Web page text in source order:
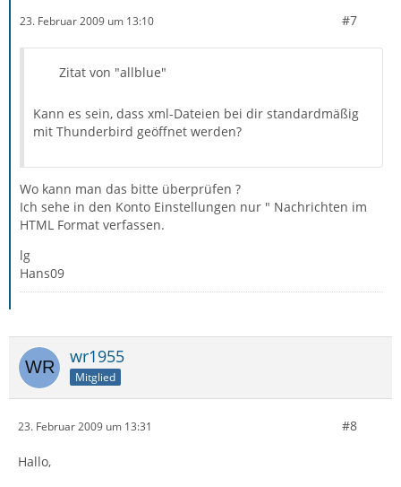
23. Februar 2009 um 13:10 #7
Zitat von "allblue"
Kann es sein, dass xml-Dateien bei dir standardmäßig
mit Thunderbird geöffnet werden?
Wo kann man das bitte überprüfen ?
Ich sehe in den Konto Einstellungen nur " Nachrichten im
HTML Format verfassen.
lg
Hans09
wr1955
Mitglied
23. Februar 2009 um 13:31 #8
Hallo,